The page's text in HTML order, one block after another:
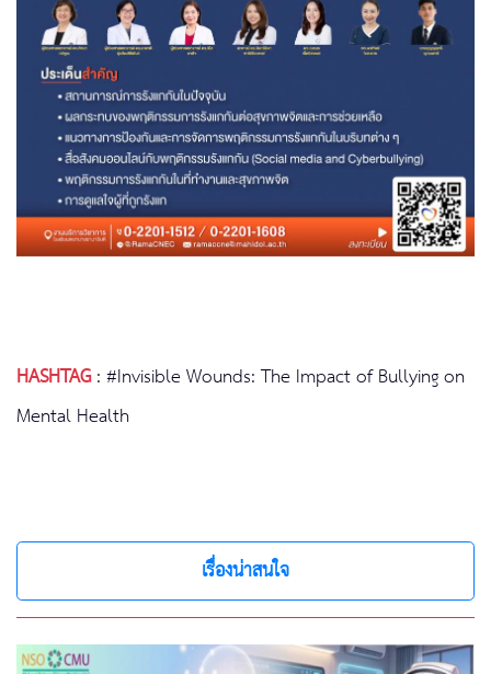
HASHTAG:#Invisible Wounds: The Impact of Bullying on
Mental Health
เรื่องน่าสนใจ